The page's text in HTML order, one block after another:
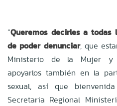
“Queremos decirles a
de poder denunciar, que
Ministerio de la Mujer y
apoyarlos también en la
sexual, así que
Secretaria Regional